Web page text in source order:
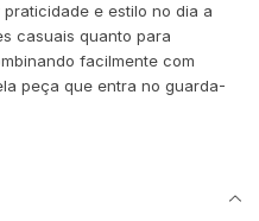
e estilo no dia a
casuais quanto para
facilmente com
peça que entra no guarda-